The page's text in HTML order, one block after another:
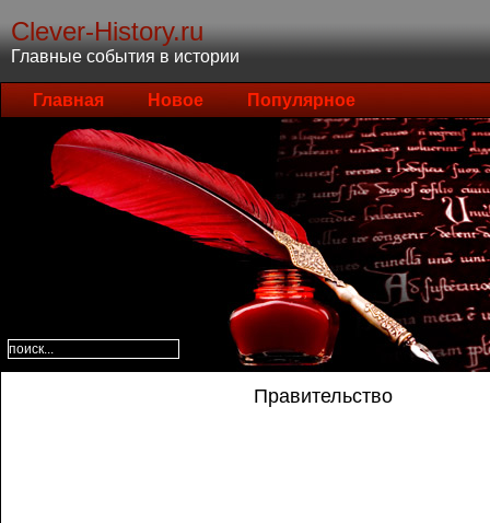
Clever-History.ru
Главные события в истории
Главная Новое Популярное
Правительство